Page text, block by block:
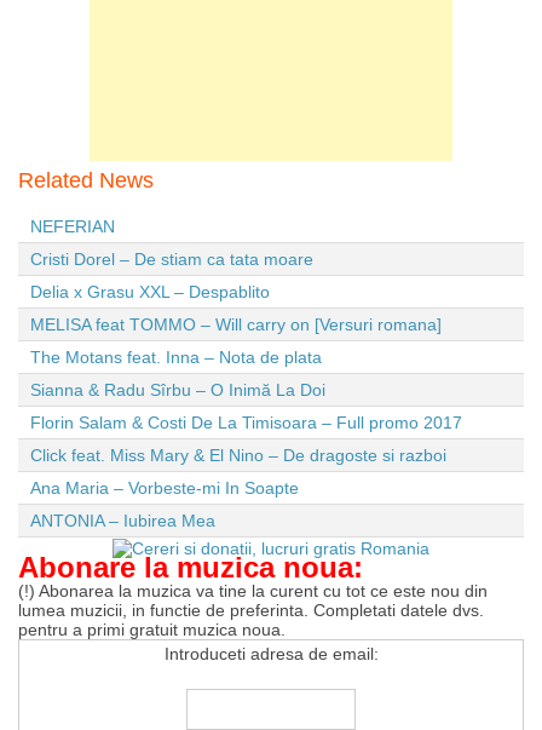
Related News
NEFERIAN
Cristi Dorel – De stiam ca tata moare
Delia x Grasu XXL – Despablito
MELISA feat TOMMO – Will carry on [Versuri romana]
The Motans feat. Inna – Nota de plata
Sianna & Radu Sîrbu – O Inimă La Doi
Florin Salam & Costi De La Timisoara – Full promo 2017
Click feat. Miss Mary & El Nino – De dragoste si razboi
Ana Maria – Vorbeste-mi In Soapte
ANTONIA – Iubirea Mea
Abonare la muzica noua:
(!) Abonarea la muzica va tine la curent cu tot ce este nou din
lumea muzicii, in functie de preferinta. Completati datele dvs.
pentru a primi gratuit muzica noua.
Introduceti adresa de email: